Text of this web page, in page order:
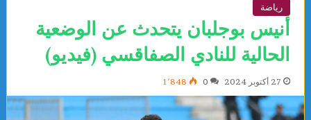
رياضة
أنيس بوجلبان يتحدث عن الوضعية
الحالية للنادي الصفاقسي (فيديو)
27 أكتوبر 2024 0 1٬848